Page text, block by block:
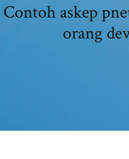
Contoh askep
orang